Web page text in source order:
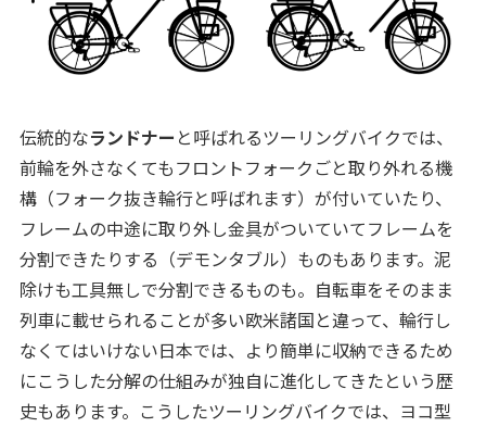
伝統的なランドナー と呼ばれるツーリングバイクでは、
前輪を外さなくてもフロントフォークごと取り外れる機
構（フォーク抜き輪行と呼ばれます）が付いていたり、
フレームの中途に取り外し金具がついていてフレームを
分割できたりする（デモンタブル）ものもあります。泥
除けも工具無しで分割できるものも。自転車をそのまま
列車に載せられることが多い欧米諸国と違って、輪行し
なくてはいけない日本では、より簡単に収納できるため
にこうした分解の仕組みが独自に進化してきたという歴
史もあります。こうしたツーリングバイクでは、ヨコ型